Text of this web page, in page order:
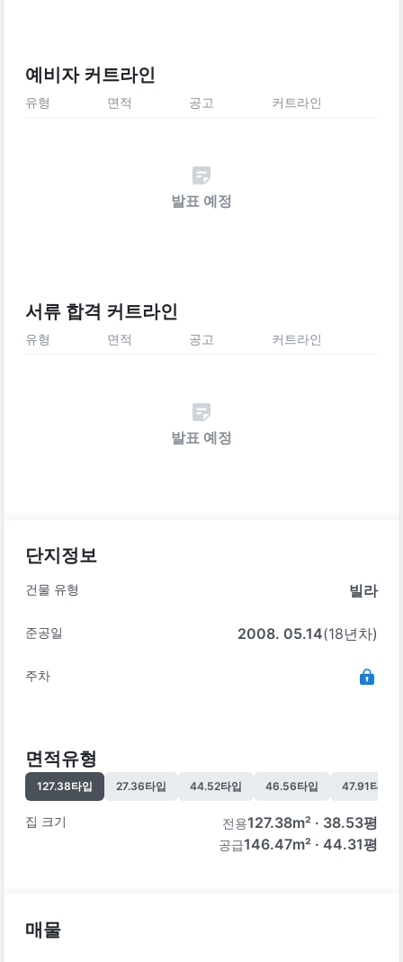
예비자 커트라인
유형 면적 공고 커트라인
발표 예정
서류 합격 커트라인
유형 면적 공고 커트라인
발표 예정
단지정보
건물 유형 빌라
준공일 2008. 05.14(18년차)
주차
면적유형
127.38타입 27.36타입 44.52타입 46.56타입 47.91타입
집 크기 전용127.38m² · 38.53평
공급146.47m² · 44.31평
매물